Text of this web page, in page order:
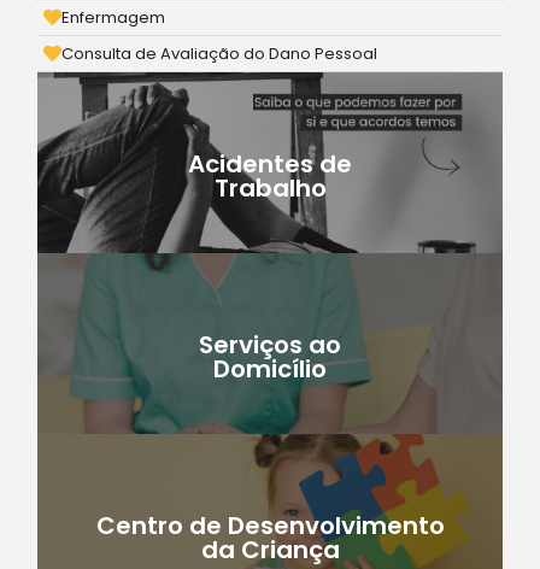
Enfermagem
Consulta de Avaliação do Dano Pessoal
Acidentes de
Trabalho
SAIBA MAIS >
Serviços ao
Domicílio
SAIBA MAIS >
Centro de Desenvolvimento
da Criança
SAIBA MAIS >